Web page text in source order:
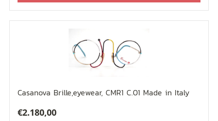
Casanova Brille,eyewear, CMR1 C.01 Made in Italy
€2.180,00